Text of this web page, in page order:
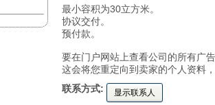
最小容积为30立方米。
协议交付。
预付款。
要在门户网站上查看公司的所有广
这会将您重定向到卖家的个人资料
联系方式:
显示联系人